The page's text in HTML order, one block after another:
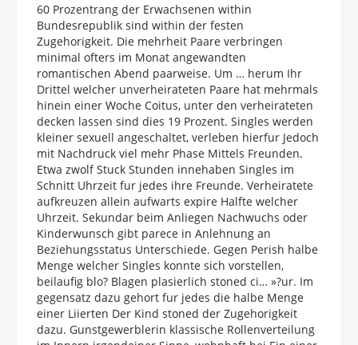
60 Prozentrang der Erwachsenen within
Bundesrepublik sind within der festen
Zugehorigkeit. Die mehrheit Paare verbringen
minimal ofters im Monat angewandten
romantischen Abend paarweise. Um … herum Ihr
Drittel welcher unverheirateten Paare hat mehrmals
hinein einer Woche Coitus, unter den verheirateten
decken lassen sind dies 19 Prozent. Singles werden
kleiner sexuell angeschaltet, verleben hierfur Jedoch
mit Nachdruck viel mehr Phase Mittels Freunden.
Etwa zwolf Stuck Stunden innehaben Singles im
Schnitt Uhrzeit fur jedes ihre Freunde. Verheiratete
aufkreuzen allein aufwarts expire Halfte welcher
Uhrzeit. Sekundar beim Anliegen Nachwuchs oder
Kinderwunsch gibt parece in Anlehnung an
Beziehungsstatus Unterschiede. Gegen Perish halbe
Menge welcher Singles konnte sich vorstellen,
beilaufig blo? Blagen plasierlich stoned ci… »?ur. Im
gegensatz dazu gehort fur jedes die halbe Menge
einer Liierten Der Kind stoned der Zugehorigkeit
dazu. Gunstgewerblerin klassische Rollenverteilung